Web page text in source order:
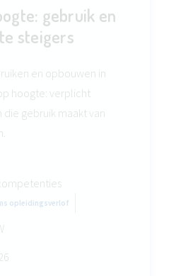
gebruik en
steigers
en opbouwen in
hoogte: verplicht
gebruik maakt van
opleidingsverlof